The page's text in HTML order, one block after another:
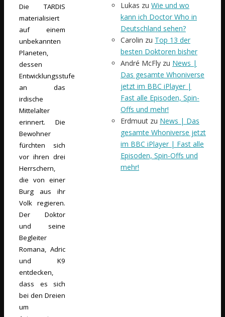
Die TARDIS
materialisiert
auf einem
unbekannten
Planeten,
dessen
Entwicklungsstufe
an das
irdische
Mittelalter
erinnert. Die
Bewohner
fürchten sich
vor ihren drei
Herrschern,
die von einer
Burg aus ihr
Volk regieren.
Der Doktor
und seine
Begleiter
Romana, Adric
und K9
entdecken,
dass es sich
bei den Dreien
um
Lukas zu Wie und wo
kann ich Doctor Who in
Deutschland sehen?
Carolin zu Top 13 der
besten Doktoren bisher
André McFly zu News |
Das gesamte Whoniverse
jetzt im BBC iPlayer |
Fast alle Episoden, Spin-
Offs und mehr!
Erdmuut zu News | Das
gesamte Whoniverse jetzt
im BBC iPlayer | Fast alle
Episoden, Spin-Offs und
mehr!